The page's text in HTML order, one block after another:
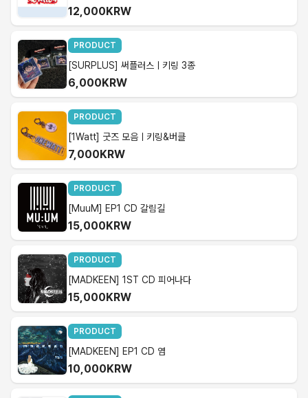
12,000KRW
PRODUCT
[SURPLUS] 써플러스ㅣ키링 3종
6,000KRW
PRODUCT
[1Watt] 굿즈 모음ㅣ키링&버클
7,000KRW
PRODUCT
[MuuM] EP1 CD 갈림길
15,000KRW
PRODUCT
[MADKEEN] 1ST CD 피어나다
15,000KRW
PRODUCT
[MADKEEN] EP1 CD 염
10,000KRW